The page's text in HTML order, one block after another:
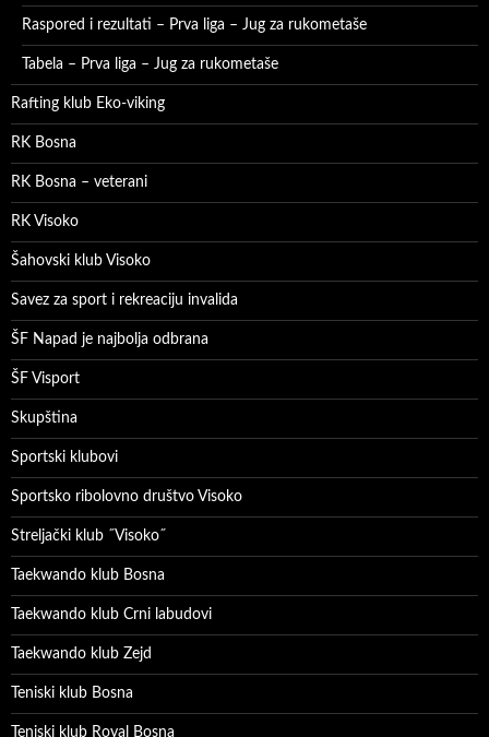
Raspored i rezultati – Prva liga – Jug za rukometaše
Tabela – Prva liga – Jug za rukometaše
Rafting klub Eko-viking
RK Bosna
RK Bosna – veterani
RK Visoko
Šahovski klub Visoko
Savez za sport i rekreaciju invalida
ŠF Napad je najbolja odbrana
ŠF Visport
Skupština
Sportski klubovi
Sportsko ribolovno društvo Visoko
Streljački klub ˝Visoko˝
Taekwando klub Bosna
Taekwando klub Crni labudovi
Taekwando klub Zejd
Teniski klub Bosna
Teniski klub Royal Bosna